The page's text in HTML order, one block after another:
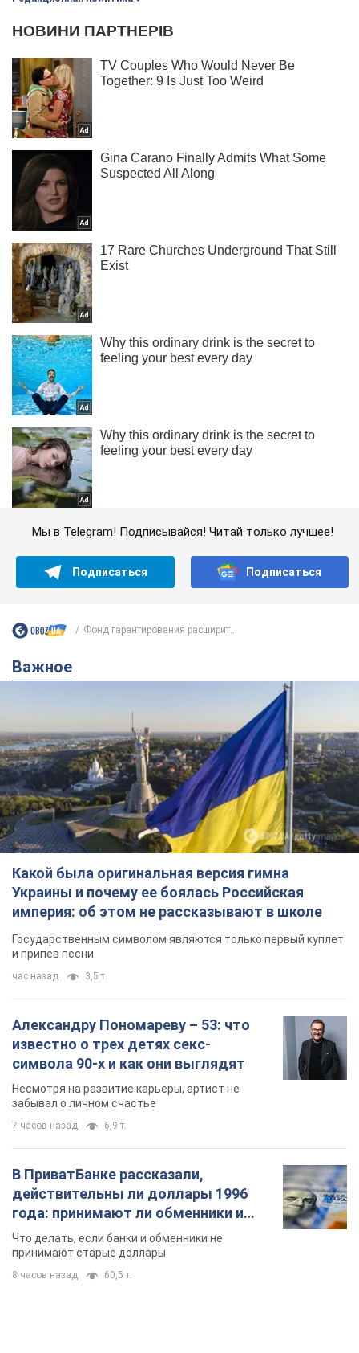
Мы в Telegram! Подписывайся! Читай только лучшее!
Подписаться Подписаться
Фонд гарантирования расширит...
Важное
Какой была оригинальная версия гимна
Украины и почему ее боялась Российская
империя: об этом не рассказывают в школе
Государственным символом являются только первый куплет
и припев песни
час назад 3,5 т.
Александру Пономареву – 53: что
известно о трех детях секс-
символа 90-х и как они выглядят
Несмотря на развитие карьеры, артист не
забывал о личном счастье
7 часов назад 6,9 т.
В ПриватБанке рассказали,
действительны ли доллары 1996
года: принимают ли обменники и
банки такие купюры
Что делать, если банки и обменники не
принимают старые доллары
8 часов назад 60,5 т.